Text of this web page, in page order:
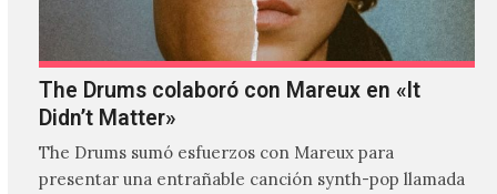
The Drums colaboró con Mareux en «It
Didn’t Matter»
The Drums sumó esfuerzos con Mareux para
presentar una entrañable canción synth-pop llamada